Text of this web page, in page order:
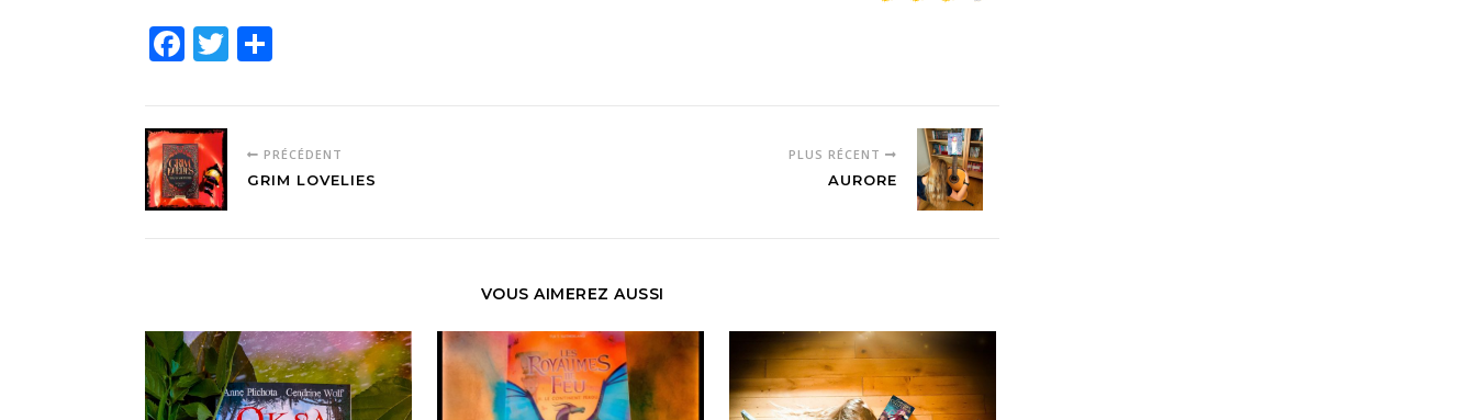
Facebook
Twitter
PRÉCÉDENT
GRIM LOVELIES
PLUS RÉCENT
AURORE
VOUS AIMEREZ AUSSI